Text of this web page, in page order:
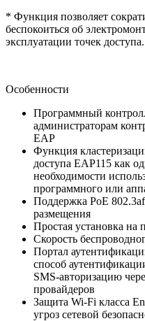
* Функция позволяет
беспокоиться об
эксплуатации точек доступа.
Особенности
Программный
администраторам
EAP
Функция
доступа EAP115 как
необходимости
программного или
Поддержка PoE
размещения
Простая установка на
Скорость
Портал
способ
SMS-авторизацию
провайдеров
Защита Wi-Fi класса
угроз сетевой